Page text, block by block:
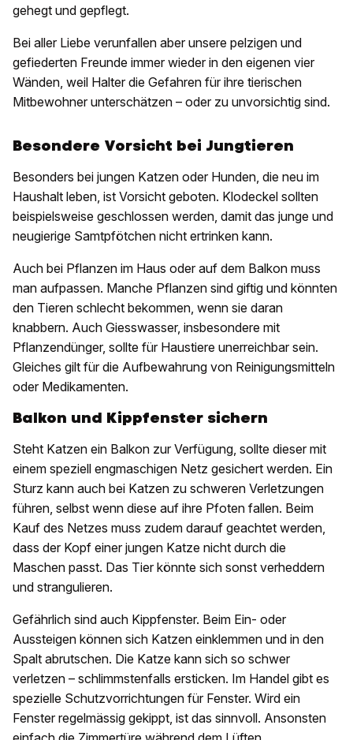
gehegt und gepflegt.
Bei aller Liebe verunfallen aber unsere pelzigen und
gefiederten Freunde immer wieder in den eigenen vier
Wänden, weil Halter die Gefahren für ihre tierischen
Mitbewohner unterschätzen – oder zu unvorsichtig sind.
Besondere Vorsicht bei Jungtieren
Besonders bei jungen Katzen oder Hunden, die neu im
Haushalt leben, ist Vorsicht geboten. Klodeckel sollten
beispielsweise geschlossen werden, damit das junge und
neugierige Samtpfötchen nicht ertrinken kann.
Auch bei Pflanzen im Haus oder auf dem Balkon muss
man aufpassen. Manche Pflanzen sind giftig und könnten
den Tieren schlecht bekommen, wenn sie daran
knabbern. Auch Giesswasser, insbesondere mit
Pflanzendünger, sollte für Haustiere unerreichbar sein.
Gleiches gilt für die Aufbewahrung von Reinigungsmitteln
oder Medikamenten.
Balkon und Kippfenster sichern
Steht Katzen ein Balkon zur Verfügung, sollte dieser mit
einem speziell engmaschigen Netz gesichert werden. Ein
Sturz kann auch bei Katzen zu schweren Verletzungen
führen, selbst wenn diese auf ihre Pfoten fallen. Beim
Kauf des Netzes muss zudem darauf geachtet werden,
dass der Kopf einer jungen Katze nicht durch die
Maschen passt. Das Tier könnte sich sonst verheddern
und strangulieren.
Gefährlich sind auch Kippfenster. Beim Ein- oder
Aussteigen können sich Katzen einklemmen und in den
Spalt abrutschen. Die Katze kann sich so schwer
verletzen – schlimmstenfalls ersticken. Im Handel gibt es
spezielle Schutzvorrichtungen für Fenster. Wird ein
Fenster regelmässig gekippt, ist das sinnvoll. Ansonsten